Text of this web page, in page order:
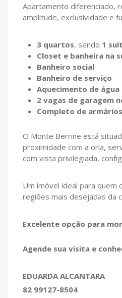
Apartamento diferenciado,
amplitude, exclusividade e
3 quartos, sendo 1
Closet e banheira na
Banheiro social
Banheiro de serviço
Aquecimento de água
2 vagas de garagem
Completo de
O Monte Berrine está
proximidade com a orla,
com vista privilegiada,
Um imóvel ideal para quem
regiões mais desejadas da
Excelente opção para
Agende sua visita e
EDUARDA ALCANTARA
82 99127-8504